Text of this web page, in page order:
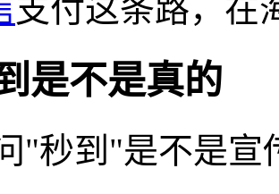
支付这条路，在
是不是真的
"秒到"是不是宣